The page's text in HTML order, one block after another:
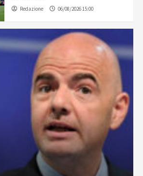
Redazione 06/08/2026 15:00